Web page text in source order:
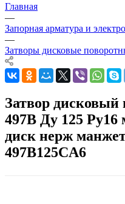
Главная
—
Запорная арматура и
—
Затворы дисковые
Затвор
497B Ду 125
диск нерж
497B125CA6